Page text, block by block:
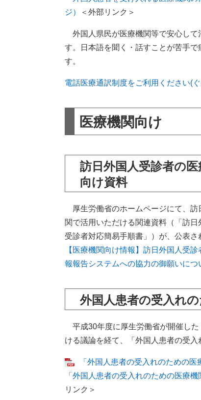
ジ）
＜外部リンク＞
外国人県民が医療機関等で安心して
す。日本語を聞く・話すことが苦手
す。​
電話医療通訳制度をご利用ください(
医療機関向け
訪日外国人受診者の
向け資料
厚生労働省のホームページにて、訪
関で活用いただける関連資料（「訪
受診者対応簡易手順書」）が、公表さ
【医療機関向け情報】訪日外国人受
報報告システムへの協力の御願いにつ
外国人患者の受入れ
平成30年度に厚生労働省が開催した
ける議論を経て、「外国人患者の受
「外国人患者の受入れのための
「外国人患者の受入れのための医療
リンク＞